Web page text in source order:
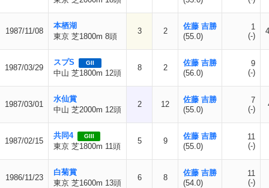
1987/11/08
本栖湖
東京 芝1800m 8頭
3 2
佐藤 吉勝
(55.0)
1
(-)
1987/03/29
スプS GII
中山 芝1800m 12頭
8 2
佐藤 吉勝
(56.0)
9
(-)
1987/03/01
水仙賞
中山 芝2000m 12頭
2 12
佐藤 吉勝
(55.0)
7
(-)
1987/02/15
共同4 GIII
東京 芝1800m 11頭
5 9
佐藤 吉勝
(55.0)
11
(-)
1986/11/23
白菊賞
東京 芝1600m 13頭
6 8
佐藤 吉勝
(54.0)
11
(-)